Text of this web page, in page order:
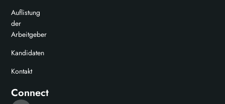
Auflistung
der
Arbeitgeber
Kandidaten
Kontakt
Connect